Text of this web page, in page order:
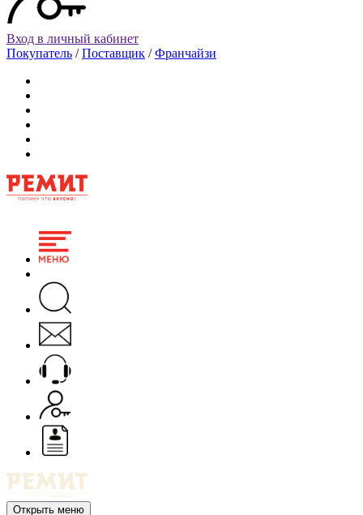
Вход в личный кабинет
Покупатель /Поставщик /Франчайзи
Открыть меню